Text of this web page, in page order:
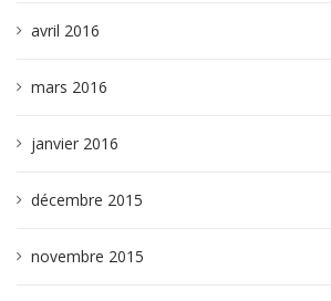
avril 2016
mars 2016
janvier 2016
décembre 2015
novembre 2015